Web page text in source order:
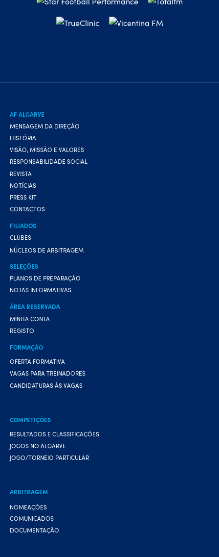
AF ALGARVE
MENSAGEM DA DIREÇÃO
HISTÓRIA
VISÃO, MISSÃO E VALORES
RESPONSABILIDADE SOCIAL
REVISTA
NOTÍCIAS
PRESS KIT
CONTACTOS
FILIADOS
CLUBES
NÚCLEOS DE ARBITRAGEM
SELEÇÕES
PLANOS DE PREPARAÇÃO
NOTAS INFORMATIVAS
ÁREA RESERVADA
MINHA CONTA
REGISTO
FORMAÇÃO
OFERTA FORMATIVA
VAGAS PARA TREINADORES
CANDIDATURAS ÀS VAGAS
COMPETIÇÕES
RESULTADOS E CLASSIFICAÇÕES
JOGOS NO ALGARVE
JOGO/TORNEIO PARTICULAR
ARBITRAGEM
NOMEAÇÕES
COMUNICADOS
DOCUMENTAÇÃO